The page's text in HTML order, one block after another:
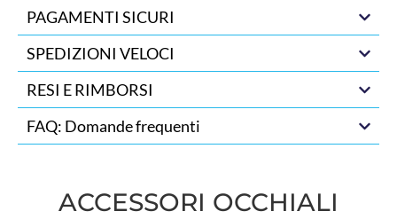
PAGAMENTI SICURI
SPEDIZIONI VELOCI
RESI E RIMBORSI
FAQ: Domande frequenti
ACCESSORI OCCHIALI